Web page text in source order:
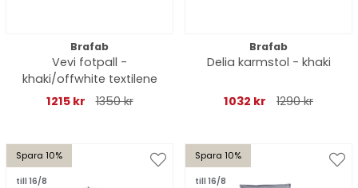
Brafab
Vevi fotpall -
khaki/offwhite textilene
1215 kr
1350 kr
Brafab
Delia karmstol - khaki
1032 kr 1290 kr
Spara 10%
till 16/8
Spara 10%
till 16/8